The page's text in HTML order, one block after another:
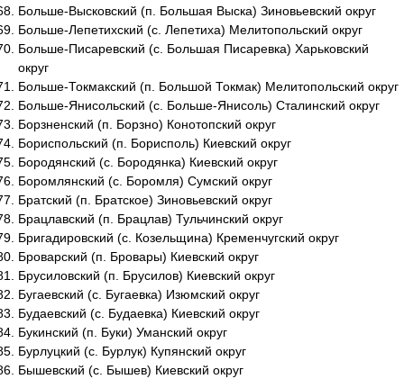
Больше-Высковский (п. Большая Выска) Зиновьевский округ
Больше-Лепетихский (с. Лепетиха) Мелитопольский округ
Больше-Писаревский (с. Большая Писаревка) Харьковский
округ
Больше-Токмакский (п. Большой Токмак) Мелитопольский округ
Больше-Янисольский (с. Больше-Янисоль) Сталинский округ
Борзненский (п. Борзно) Конотопский округ
Бориспольский (п. Борисполь) Киевский округ
Бородянский (с. Бородянка) Киевский округ
Боромлянский (с. Боромля) Сумский округ
Братский (п. Братское) Зиновьевский округ
Брацлавский (п. Брацлав) Тульчинский округ
Бригадировский (с. Козельщина) Кременчугский округ
Броварский (п. Бровары) Киевский округ
Брусиловский (п. Брусилов) Киевский округ
Бугаевский (с. Бугаевка) Изюмский округ
Будаевский (с. Будаевка) Киевский округ
Букинский (п. Буки) Уманский округ
Бурлуцкий (с. Бурлук) Купянский округ
Бышевский (с. Бышев) Киевский округ